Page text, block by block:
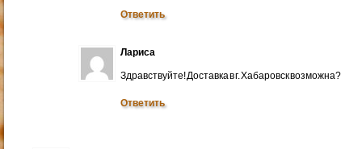
Ответить
Лариса
Здравствуйте! Доставка в г. Хабаровск возможна?
Ответить